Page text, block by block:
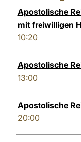
Apostolische
mit freiwilligen
10:20
Apostolische
13:00
Apostolische
20:00